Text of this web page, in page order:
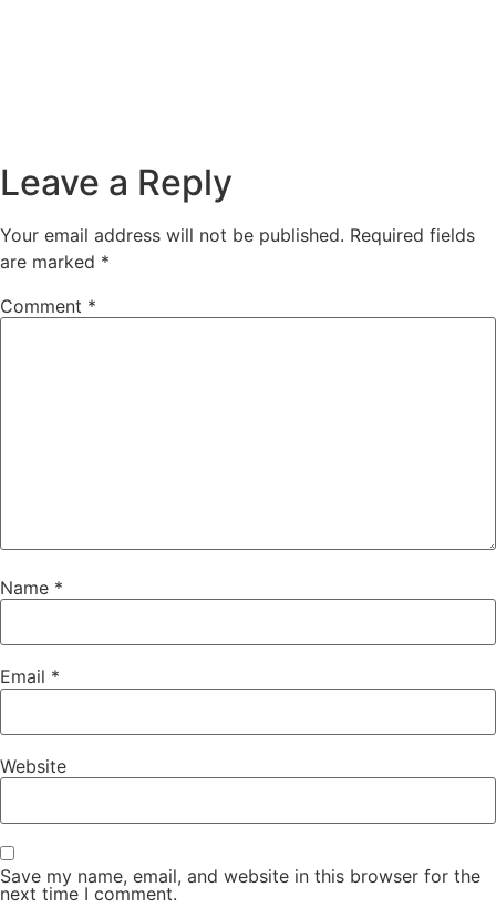
Leave a Reply
Your email address will not be published. Required fields
are marked *
Comment *
Name *
Email *
Website
Save my name, email, and website in this browser for the
next time I comment.